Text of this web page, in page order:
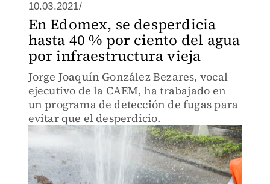
10.03.2021/
En Edomex, se desperdicia
hasta 40 % por ciento del agua
por infraestructura vieja
Jorge Joaquín González Bezares, vocal
ejecutivo de la CAEM, ha trabajado en
un programa de detección de fugas para
evitar que el desperdicio.